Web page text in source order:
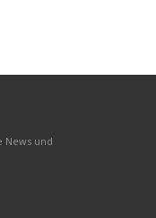
News und